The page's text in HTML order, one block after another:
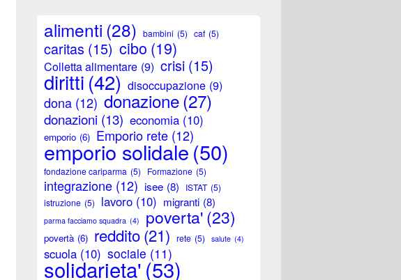
alimenti (28) bambini (5) caf (5)
caritas (15) cibo (19)
Colletta alimentare (9) crisi (15)
diritti (42) disoccupazione (9)
dona (12) donazione(27)
donazioni (13) economia (10)
emporio (6) Emporio rete (12)
emporio solidale(50)
fondazione cariparma (5) Formazione (5)
integrazione (12) isee (8) ISTAT (5)
istruzione (5) lavoro (10) migranti (8)
parma facciamo squadra (4) poverta'(23)
povertà (6) reddito(21) rete (5) salute (4)
scuola (10) sociale (11)
solidarieta'(53)